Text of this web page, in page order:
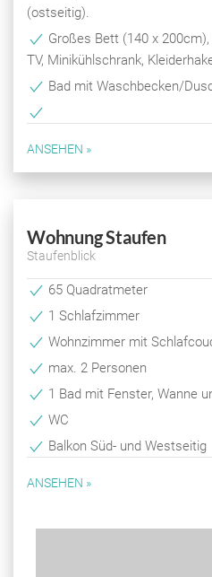
(ostseitig).
Großes Bett (140 x
TV, Minikühlschrank,
Bad mit Waschbecken/
ANSEHEN »
Wohnung Staufen
Staufenblick
65 Quadratmeter
1 Schlafzimmer
Wohnzimmer mit
max. 2 Personen
1 Bad mit Fenster, Wanne
WC
Balkon Süd- und Westseitig
ANSEHEN »